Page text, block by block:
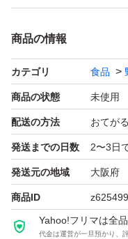
徴です。
ー》に向いてます、
痛むのが早くなる為、
ご理解のある方、宜し
種類じゃがいも
特徴栽培期間中農薬不
量1kg
商品の情報
カテゴリ 食品
商品の状態 未使用
配送の方法 おてが
発送までの日数 2〜3日
発送元の地域 大阪府
商品ID
Yahoo!フリマは全
代金は運営が一旦預かり、